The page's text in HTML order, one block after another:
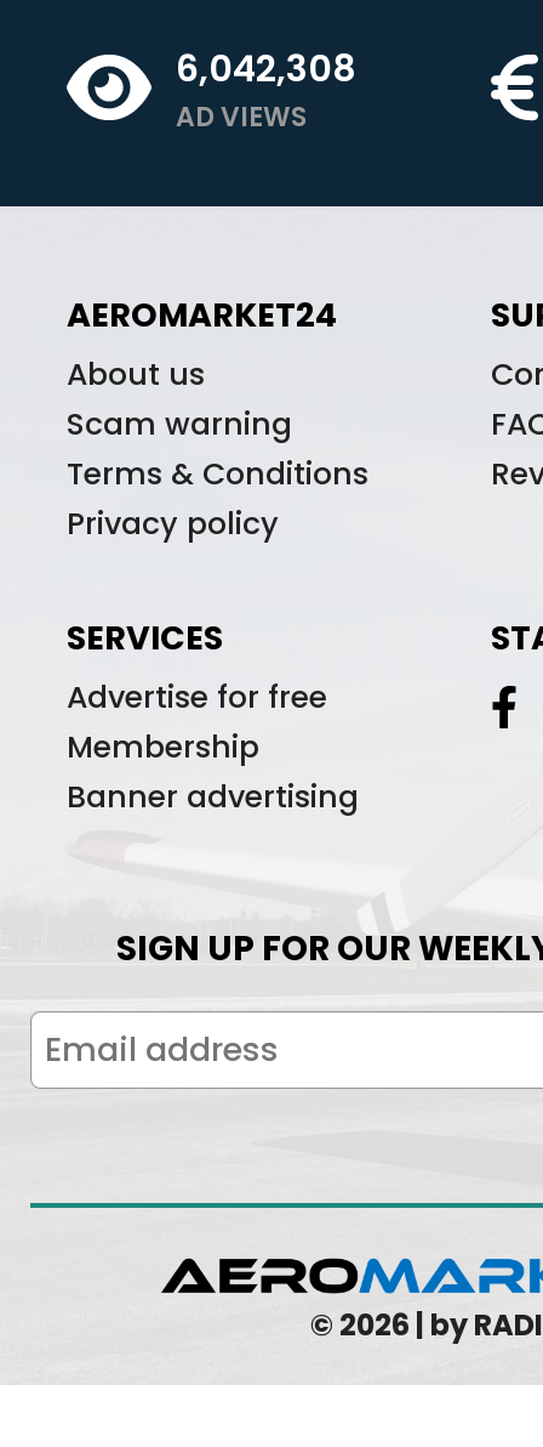
6,042,308
AD VIEWS
AEROMARKET24
About us
Scam warning
Terms & Conditions
Privacy policy
SERVICES
Advertise for free
Membership
Banner advertising
SIGN UP FOR OUR
© 2026 | by